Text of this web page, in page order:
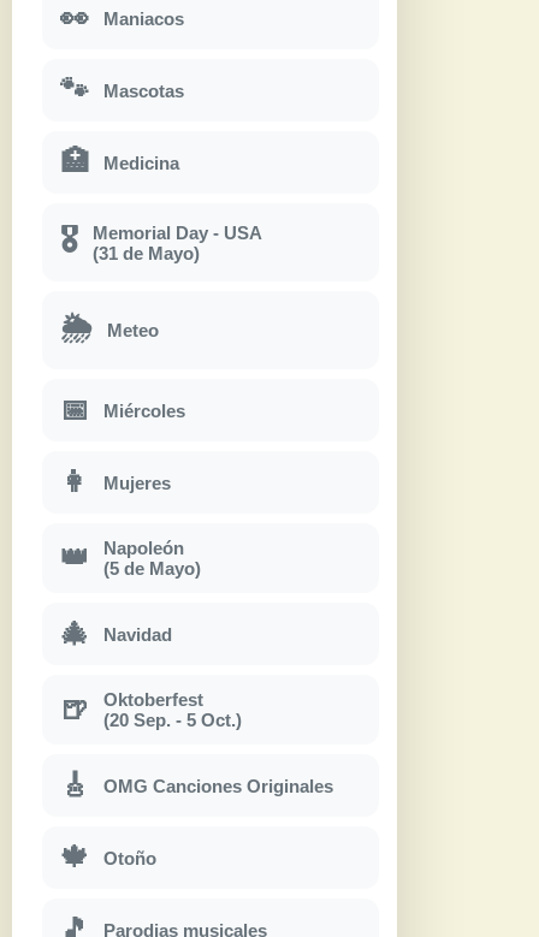
👀 Maniacos
🐾 Mascotas
🏥 Medicina
🎖
Memorial Day - USA
(31 de Mayo)
🌦 Meteo
📅 Miércoles
👩 Mujeres
👑
Napoleón
(5 de Mayo)
🎄 Navidad
🍺
Oktoberfest
(20 Sep. - 5 Oct.)
🎸 OMG Canciones Originales
🍁 Otoño
🎵 Parodias musicales